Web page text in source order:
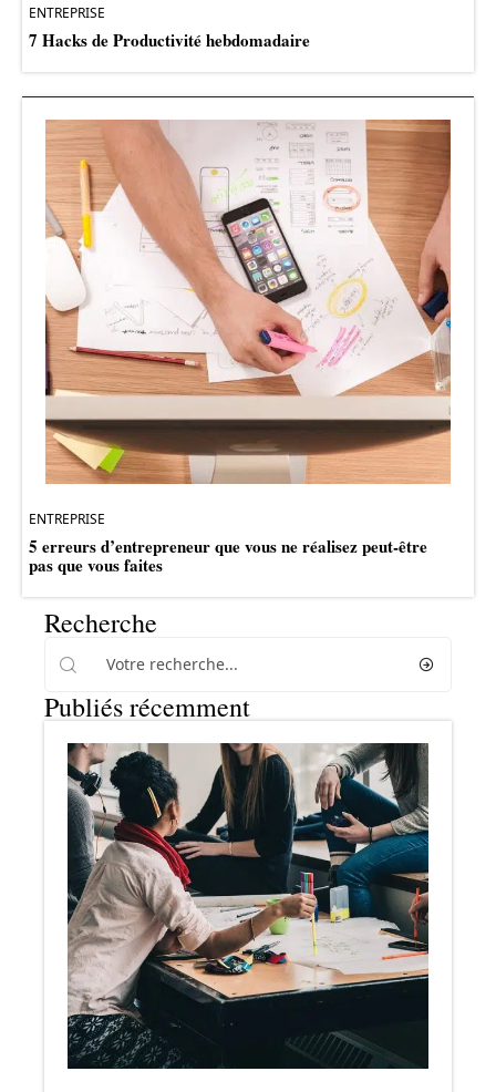
ENTREPRISE
7 Hacks de Productivité hebdomadaire
ENTREPRISE
5 erreurs d’entrepreneur que vous ne réalisez peut-être
pas que vous faites
Recherche
Publiés récemment